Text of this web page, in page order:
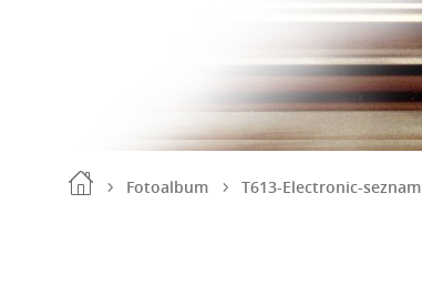
Fotoalbum T613-Electronic-seznam